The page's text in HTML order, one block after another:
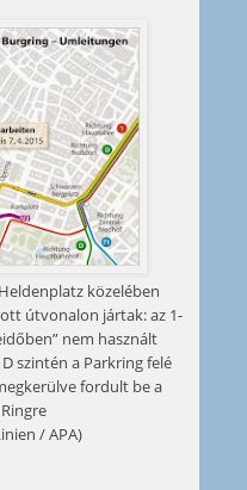
közelében
útvonalon jártak: az 1-
nem használt
szintén a Parkring felé
fordult be a
/ APA)